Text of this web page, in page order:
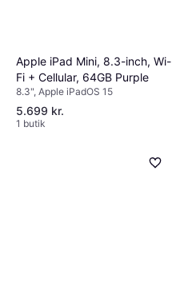
Apple iPad Mini, 8.3-inch, Wi-
Fi + Cellular, 64GB Purple
8.3", Apple iPadOS 15
5.699 kr.
1 butik